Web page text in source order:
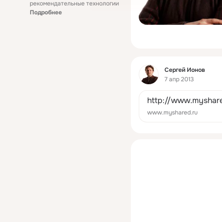
рекомендательные технологии
Подробнее
Фид
Сергей Ионов
7 апр 2013
http://
www.myshared.ru